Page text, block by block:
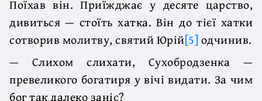
Поїхав він. Приїжджає у десяте царство,
дивиться — стоїть хатка. Він до тієї хатки
сотворив молитву, святий Юрій[5] одчинив.
— Слихом слихати, Сухобродзенка —
превеликого богатиря у вічі видати. За чим
бог так далеко заніс?